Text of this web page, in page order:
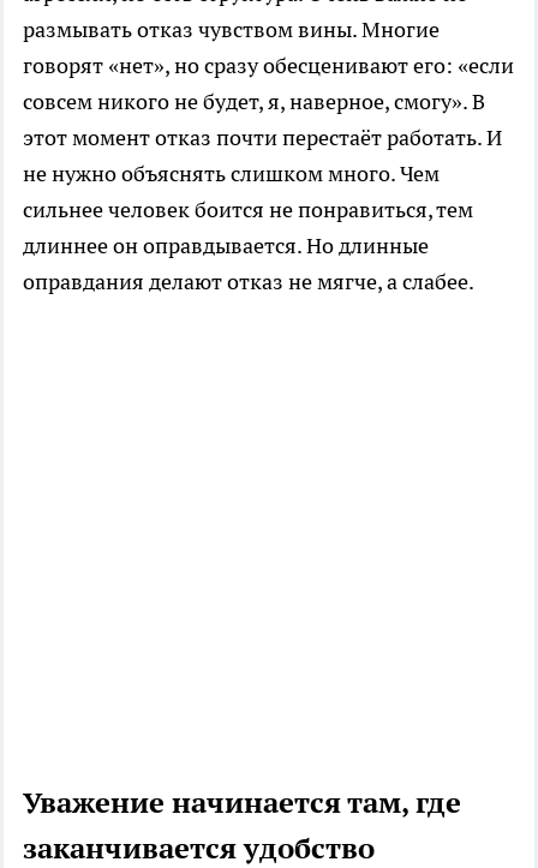
размывать отказ чувством вины. Многие
говорят «нет», но сразу обесценивают его: «если
совсем никого не будет, я, наверное, смогу». В
этот момент отказ почти перестаёт работать. И
не нужно объяснять слишком много. Чем
сильнее человек боится не понравиться, тем
длиннее он оправдывается. Но длинные
оправдания делают отказ не мягче, а слабее.
Уважение начинается там, где
заканчивается удобство